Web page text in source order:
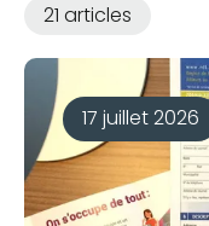
21 articles
17 juillet 2026